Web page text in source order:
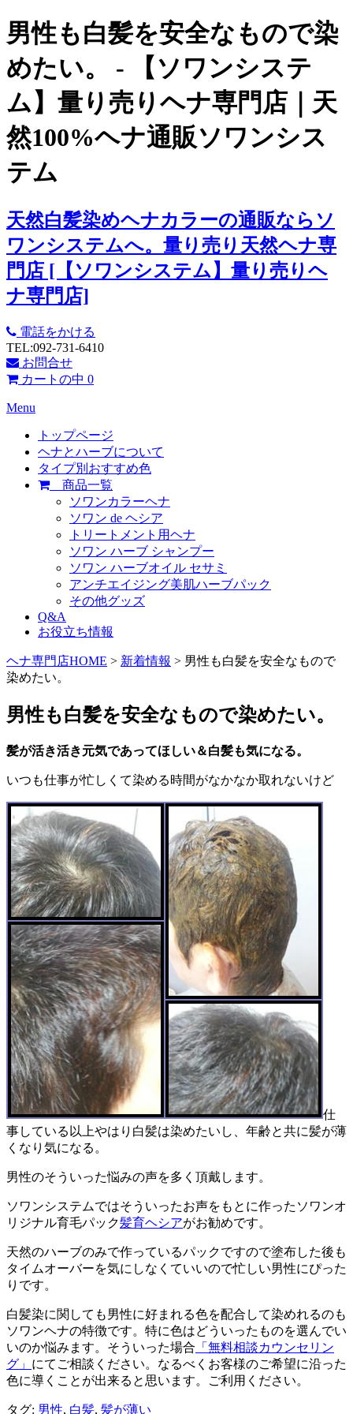
男性も白髪を安全なもので染
めたい。 - 【ソワンシステ
ム】量り売りヘナ専門店｜天
然100%ヘナ通販ソワンシス
テム
天然白髪染めヘナカラーの通販ならソ
ワンシステムへ。量り売り天然ヘナ専
門店 [【ソワンシステム】量り売りヘ
ナ専門店]
電話をかける
TEL:092-731-6410
お問合せ
カートの中 0
Menu
トップページ
ヘナとハーブについて
タイプ別おすすめ色
商品一覧
ソワンカラーヘナ
ソワン de ヘシア
トリートメント用ヘナ
ソワン ハーブ シャンプー
ソワン ハーブオイル セサミ
アンチエイジング美肌ハーブパック
その他グッズ
Q&A
お役立ち情報
ヘナ専門店HOME > 新着情報 > 男性も白髪を安全なもので
染めたい。
男性も白髪を安全なもので染めたい。
髪が活き活き元気であってほしい＆白髪も気になる。
いつも仕事が忙しくて染める時間がなかなか取れないけど
仕
事している以上やはり白髪は染めたいし、年齢と共に髪が薄
くなり気になる。
男性のそういった悩みの声を多く頂戴します。
ソワンシステムではそういったお声をもとに作ったソワンオ
リジナル育毛パック髪育ヘシアがお勧めです。
天然のハーブのみで作っているパックですので塗布した後も
タイムオーバーを気にしなくていいので忙しい男性にぴった
りです。
白髪染に関しても男性に好まれる色を配合して染めれるのも
ソワンヘナの特徴です。特に色はどういったものを選んでい
いのか悩みます。そういった場合 「無料相談カウンセリン
グ」 にてご相談ください。なるべくお客様のご希望に沿った
色に導くことが出来ると思います。ご利用ください。
タグ: 男性, 白髪, 髪が薄い